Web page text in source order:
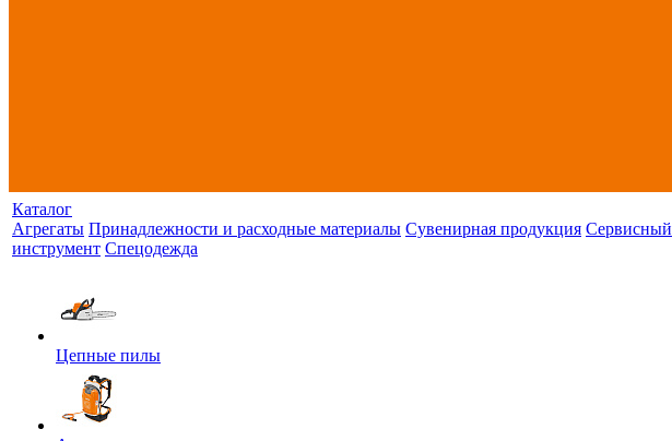
Каталог
Агрегаты Принадлежности и расходные материалы Сувенирная продукция Сервисный
инструмент Спецодежда
Цепные пилы